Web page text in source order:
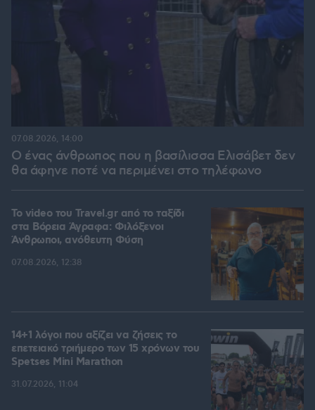
Ο ένας άνθρωπος που η βασίλισσα Ελισάβετ δεν
θα άφηνε ποτέ να περιμένει στο τηλέφωνο
07.08.2026, 14:00
To video του Travel.gr από το ταξίδι
στα Βόρεια Άγραφα: Φιλόξενοι
Άνθρωποι, ανόθευτη Φύση
07.08.2026, 12:38
14+1 λόγοι που αξίζει να ζήσεις το
επετειακό τριήμερο των 15 χρόνων του
Spetses Mini Marathon
31.07.2026, 11:04